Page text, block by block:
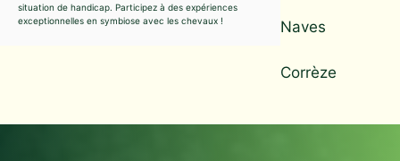
situation de handicap. Participez à des expériences
exceptionnelles en symbiose avec les chevaux !
Naves
Corrèze